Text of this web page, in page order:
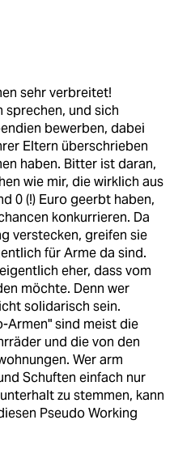
sehr verbreitet!
sprechen, und sich
bewerben, dabei
Eltern überschrieben
haben. Bitter ist daran,
wie mir, die wirklich aus
0 (!) Euro geerbt haben,
konkurrieren. Da
verstecken, greifen sie
für Arme da sind.
eher, dass vom
möchte. Denn wer
solidarisch sein.
Armen" sind meist die
und die von den
Wer arm
Schuften einfach nur
zu stemmen, kann
Pseudo Working